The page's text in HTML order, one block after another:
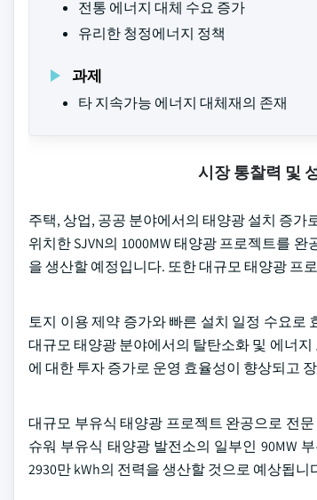
전통 에너지 대체 수요 증가
유리한 청정에너지 정책
과제
타 지속가능 에너지 대체재의 존재
시장 통찰력 및
주택, 상업, 공공 분야에서의 태양광 설치 증가
위치한 SJVN의 1000MW 태양광 프로젝트를
을 생산할 예정입니다. 또한 대규모 태양광 프
토지 이용 제약 증가와 빠른 설치 일정 수요로
대규모 태양광 분야에서의 탈탄소화 및 에너
에 대한 투자 증가로 운영 효율성이 향상되고
대규모 부유식 태양광 프로젝트 완공으로 전
슈워 부유식 태양광 발전소의 일부인 90MW
2930만 kWh의 전력을 생산할 것으로 예상됩